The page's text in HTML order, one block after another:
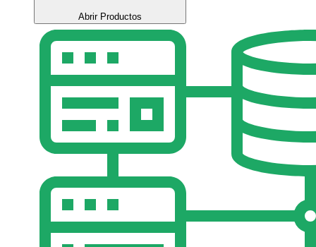
Abrir Productos